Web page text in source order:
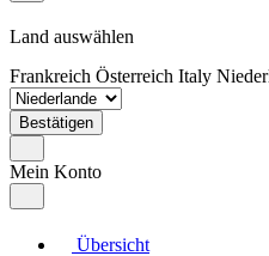
Land auswählen
Frankreich Österreich Italy
Bestätigen
Mein Konto
Übersicht